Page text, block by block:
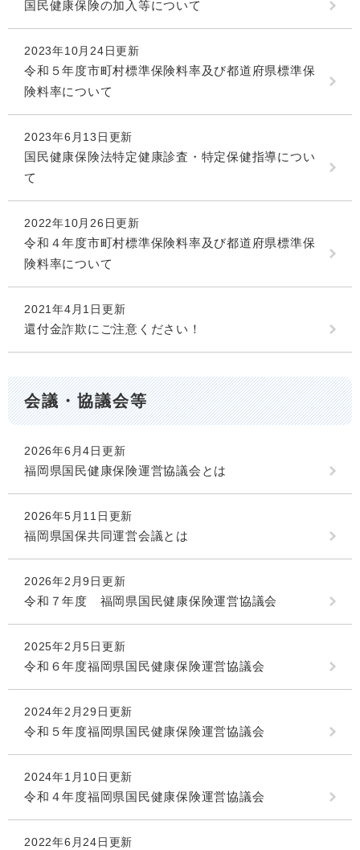
国民健康保険の加入等について
2023年10月24日更新
令和５年度市町村標準保険料率及び都道府県標準保
険料率について
2023年6月13日更新
国民健康保険法特定健康診査・特定保健指導につい
て
2022年10月26日更新
令和４年度市町村標準保険料率及び都道府県標準保
険料率について
2021年4月1日更新
還付金詐欺にご注意ください！
会議・協議会等
2026年6月4日更新
福岡県国民健康保険運営協議会とは
2026年5月11日更新
福岡県国保共同運営会議とは
2026年2月9日更新
令和７年度 福岡県国民健康保険運営協議会
2025年2月5日更新
令和６年度福岡県国民健康保険運営協議会
2024年2月29日更新
令和５年度福岡県国民健康保険運営協議会
2024年1月10日更新
令和４年度福岡県国民健康保険運営協議会
2022年6月24日更新